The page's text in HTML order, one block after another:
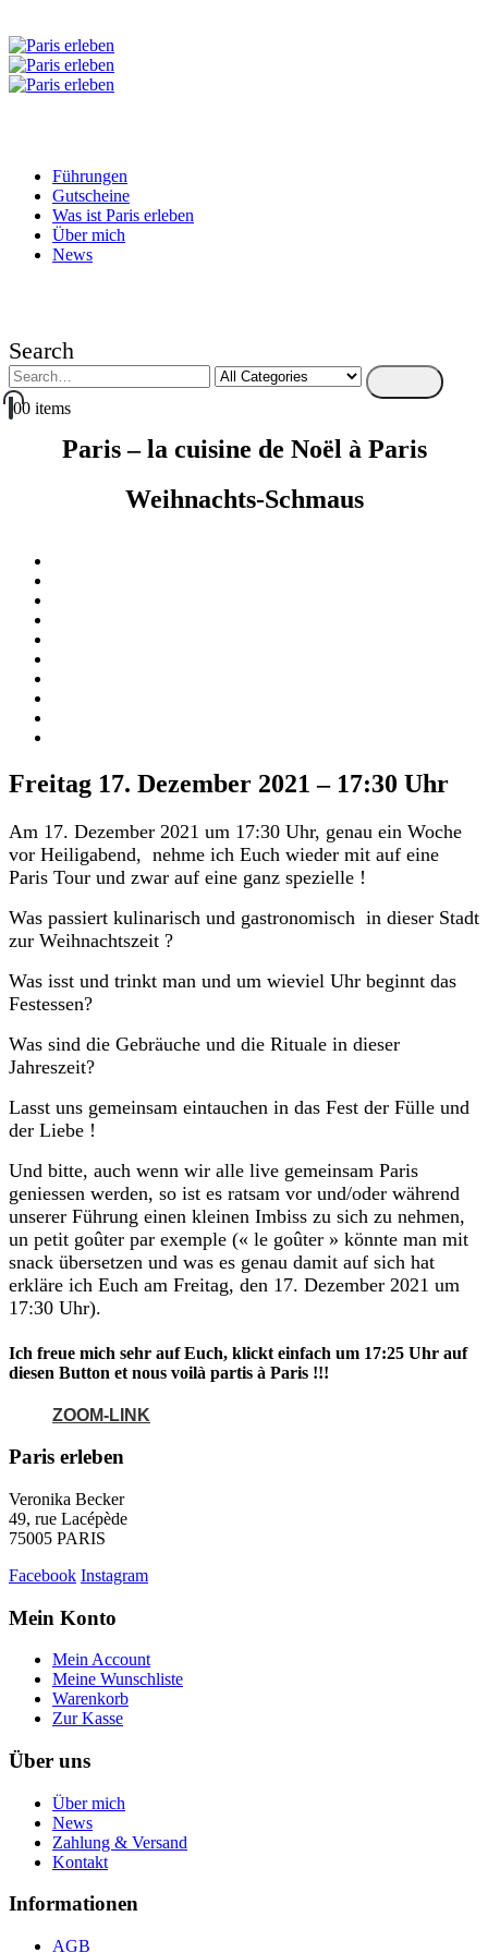
Führungen
Gutscheine
Was ist Paris erleben
Über mich
News
Search
00 items
Paris – la cuisine de Noël à Paris
Weihnachts-Schmaus
Freitag 17. Dezember 2021 – 17:30 Uhr
Am 17. Dezember 2021 um 17:30 Uhr, genau ein Woche
vor Heiligabend, nehme ich Euch wieder mit auf eine
Paris Tour und zwar auf eine ganz spezielle !
Was passiert kulinarisch und gastronomisch in dieser Stadt
zur Weihnachtszeit ?
Was isst und trinkt man und um wieviel Uhr beginnt das
Festessen?
Was sind die Gebräuche und die Rituale in dieser
Jahreszeit?
Lasst uns gemeinsam eintauchen in das Fest der Fülle und
der Liebe !
Und bitte, auch wenn wir alle live gemeinsam Paris
geniessen werden, so ist es ratsam vor und/oder während
unserer Führung einen kleinen Imbiss zu sich zu nehmen,
un petit goûter par exemple (« le goûter » könnte man mit
snack übersetzen und was es genau damit auf sich hat
erkläre ich Euch am Freitag, den 17. Dezember 2021 um
17:30 Uhr).
Ich freue mich sehr auf Euch, klickt einfach um 17:25 Uhr auf
diesen Button et nous voilà partis à Paris !!!
ZOOM-LINK
Paris erleben
Veronika Becker
49, rue Lacépède
75005 PARIS
Facebook Instagram
Mein Konto
Mein Account
Meine Wunschliste
Warenkorb
Zur Kasse
Über uns
Über mich
News
Zahlung & Versand
Kontakt
Informationen
AGB